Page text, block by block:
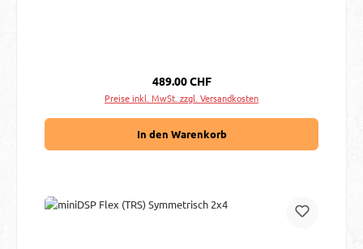
Regulärer Preis:
489.00 CHF
Preise inkl. MwSt. zzgl. Versandkosten
In den Warenkorb